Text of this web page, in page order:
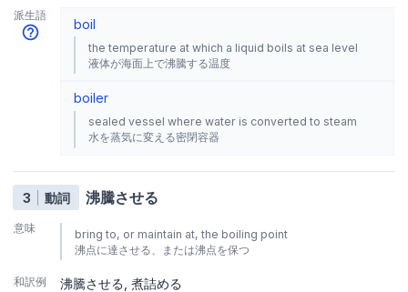
派生語
boil
the temperature at which a liquid boils at sea level
液体が海面上で沸騰する温度
boiler
sealed vessel where water is converted to steam
水を蒸気に変える密閉容器
3 動詞 沸騰させる
意味
bring to, or maintain at, the boiling point
沸点に達させる、または沸点を保つ
和訳例 沸騰させる 煮詰める